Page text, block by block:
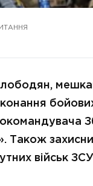
Також
військ